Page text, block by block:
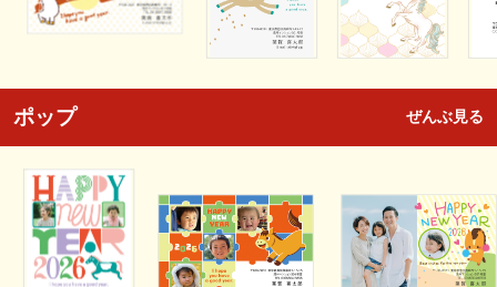
ポップ ぜんぶ見る